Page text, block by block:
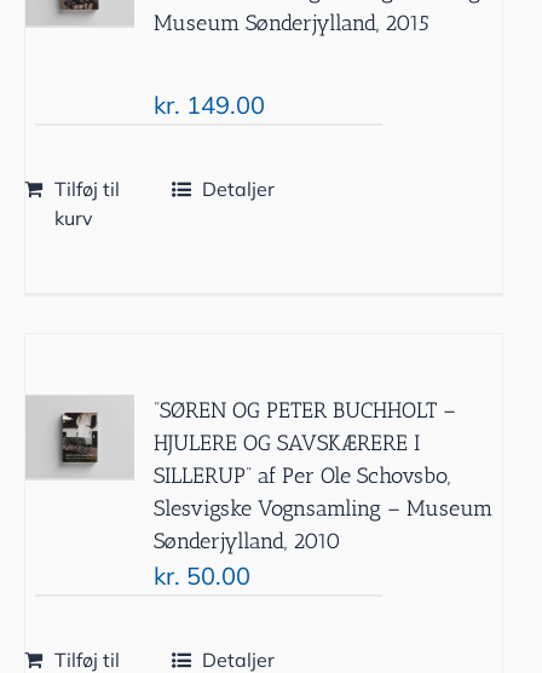
Museum Sønderjylland, 2015
kr. 149.00
Tilføj til
kurv
Detaljer
”SØREN OG PETER BUCHHOLT –
HJULERE OG SAVSKÆRERE I
SILLERUP” af Per Ole Schovsbo,
Slesvigske Vognsamling – Museum
Sønderjylland, 2010
kr. 50.00
Tilføj til
Detaljer